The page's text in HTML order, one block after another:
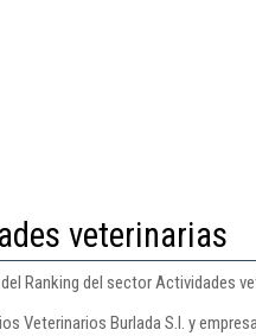
veterinarias
Ranking del sector Actividades
Veterinarios Burlada S.l. y